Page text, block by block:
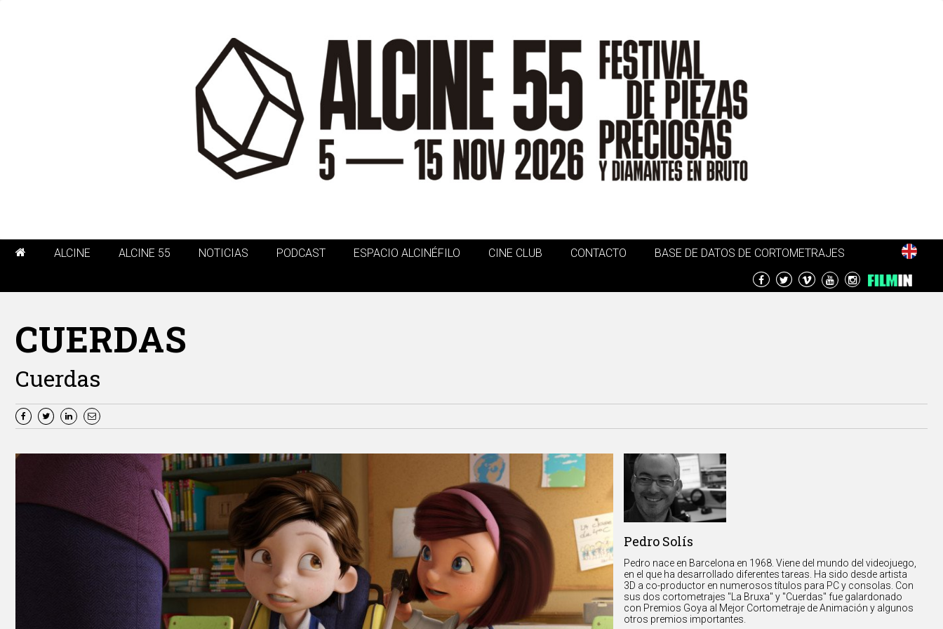
ALCINE ALCINE 55 NOTICIAS PODCAST ESPACIO ALCINÉFILO CINE CLUB CONTACTO BASE DE DATOS DE CORTOMETRAJES
CUERDAS
Cuerdas
Pedro Solís
Pedro nace en Barcelona en 1968. Viene del mundo del videojuego,
en el que ha desarrollado diferentes tareas. Ha sido desde artista
3D a co-productor en numerosos títulos para PC y consolas. Con
sus dos cortometrajes "La Bruxa" y "Cuerdas" fue galardonado
con Premios Goya al Mejor Cortometraje de Animación y algunos
otros premios importantes.